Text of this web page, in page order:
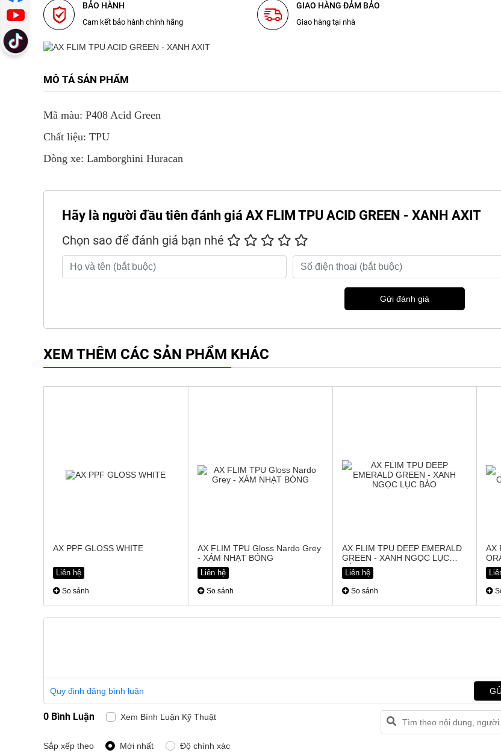
BẢO HÀNH
Cam kết bảo hành chính hãng
GIAO HÀNG ĐẢM BẢO
Giao hàng tại nhà
MÔ TẢ SẢN PHẨM
Mã màu: P408 Acid Green
Chất liệu: TPU
Dòng xe: Lamborghini Huracan
Hãy là người đầu tiên đánh giá AX FLIM TPU ACID GREEN - XANH AXIT
Chọn sao để đánh giá bạn nhé
Gửi đánh giá
XEM THÊM CÁC SẢN PHẨM KHÁC
AX PPF GLOSS WHITE
Liên hệ
So sánh
AX FLIM TPU Gloss Nardo Grey
- XÁM NHẠT BÓNG
Liên hệ
So sánh
AX FLIM TPU DEEP EMERALD
GREEN - XANH NGỌC LỤC
BẢO
Liên hệ
So sánh
AX
Quy định đăng bình luận
0 Bình Luận Xem Bình Luận Kỹ Thuật
Sắp xếp theo Mới nhất Độ chính xác